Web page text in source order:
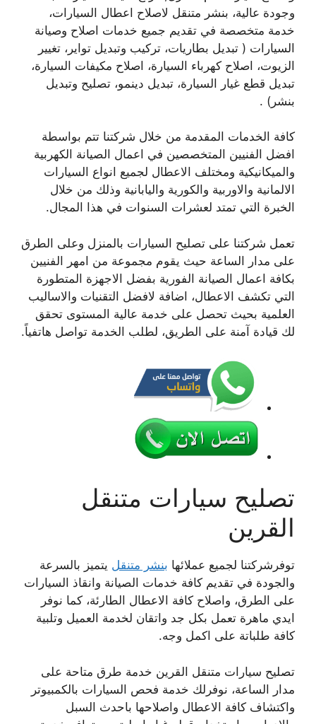
وجودة عالية، بنشر متنقل لاصلاح اعطال السيارات،
خدمة متخصصة في تقديم جميع خدمات اصلاح وصيانة
السيارات ( تبديل بطاريات، تركيب وتبديل تواير، تغيير
الزيوت، اصلاح كهرباء السيارة، اصلاح مكيفات السيارة،
تبديل قطع غيار السيارة، تبديل دينمو، تصليح وتبديل
بنشر) .
كافة الخدمات المقدمة من خلال شركتنا تتم بواسطة
افضل الفنيين المتخصصين في اعمال الصيانة الكهربية
والميكانيكية ومختلف الاعطال لجميع انواع السيارات
الالمانية والاوربية والكورية واليابانية وذلك من خلال
الخبرة التي تمتد لعشرات السنوات في هذا المجال.
تعمل شركتنا على تصليح السيارات بالمنزل وعلى الطرق
على مدار الساعة حيث يقوم مجموعة من امهر الفنيين
بكافة اعمال الصيانة الفورية بفضل الاجهزة المتطورة
التي تكشف الاعطال، اضافة لافضل التقنيات والاساليب
العلمية بحيث تحصل على خدمة عالية المستوى تحقق
لك قيادة آمنة على الطريق، لطلب الخدمة تواصل هاتفياً.
تصليح سيارات متنقل
القرين
توفرشركتنا لجميع عملائها بنشر متنقل يتميز بالسرعة
والجودة في تقديم كافة خدمات الصيانة وانقاذ السيارات
على الطرق، واصلاح كافة الاعطال الطارئة، كما نوفر
ايدي ماهرة تعمل بكل جد واتقان لخدمة العميل وتلبية
كافة طلباتة على اكمل وجه.
تصليح سيارات متنقل القرين خدمة طرق متاحة على
مدار الساعة، نوفرلك خدمة فحص السيارات بالكمبيوتر
واكتشاف كافة الاعطال واصلاحها باحدث السبل